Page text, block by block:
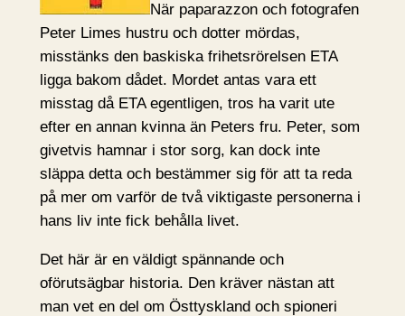
När paparazzon och fotografen
Peter Limes hustru och dotter mördas,
misstänks den baskiska frihetsrörelsen ETA
ligga bakom dådet. Mordet antas vara ett
misstag då ETA egentligen, tros ha varit ute
efter en annan kvinna än Peters fru. Peter, som
givetvis hamnar i stor sorg, kan dock inte
släppa detta och bestämmer sig för att ta reda
på mer om varför de två viktigaste personerna i
hans liv inte fick behålla livet.
Det här är en väldigt spännande och
oförutsägbar historia. Den kräver nästan att
man vet en del om Östtyskland och spioneri